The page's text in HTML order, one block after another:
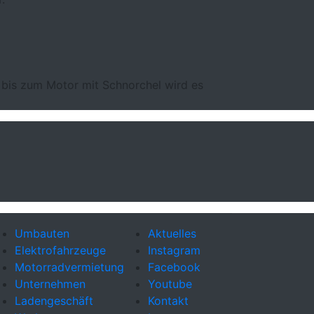
zum Motor mit Schnorchel wird es
Umbauten
Elektrofahrzeuge
Motorradvermietung
Unternehmen
Ladengeschäft
Aktuelles
Instagram
Facebook
Youtube
Kontakt